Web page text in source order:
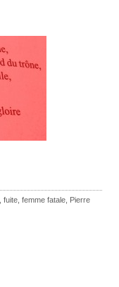
fuite femme fatale Pierre